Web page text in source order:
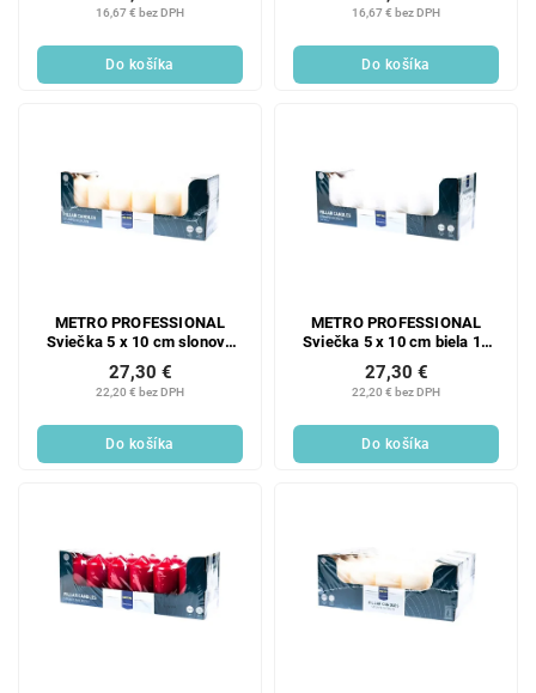
16,67 € bez DPH
Do košíka
16,67 € bez DPH
Do košíka
METRO PROFESSIONAL
Sviečka 5 x 10 cm slonová
kosť 12 ks
22,20 € bez DPH
27,30 €
Do košíka
METRO PROFESSIONAL
Sviečka 5 x 10 cm biela 12
ks
22,20 € bez DPH
27,30 €
Do košíka